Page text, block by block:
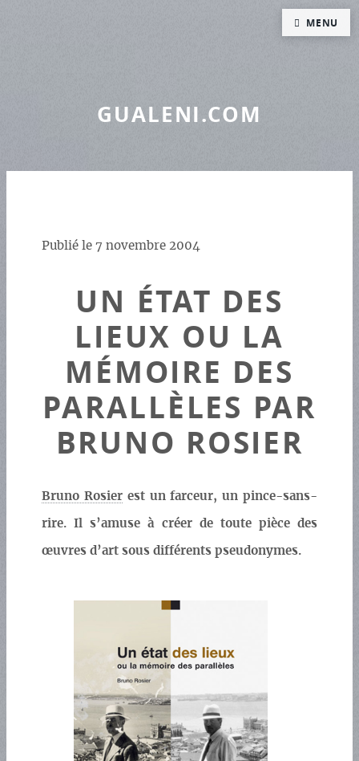
GUALENI.COM
Publié le 7 novembre 2004
UN ÉTAT DES
LIEUX OU LA
MÉMOIRE DES
PARALLÈLES PAR
BRUNO ROSIER
Bruno Rosierest un farceur, un pince-sans-
rire. Il s’amuse à créer de toute pièce des
œuvres d’art sous différents pseudonymes.
MENU